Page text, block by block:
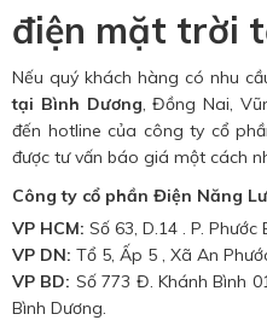
điện mặt trời
Nếu quý khách hàng có nhu
tại Bình Dương, Đồng Nai,
đến hotline của công ty cổ
được tư vấn báo giá một cách
Công ty cổ phần Điện Năng
VP HCM: Số 63, D.14 . P. Phước
VP DN: Tổ 5, Ấp 5 , Xã An
VP BD: Số 773 Đ. Khánh Bình
Bình Dương.